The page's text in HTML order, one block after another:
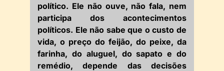
político. Ele não ouve, não fala, nem
participa dos acontecimentos
políticos. Ele não sabe que o custo de
vida, o preço do feijão, do peixe, da
farinha, do aluguel, do sapato e do
remédio, depende das decisões